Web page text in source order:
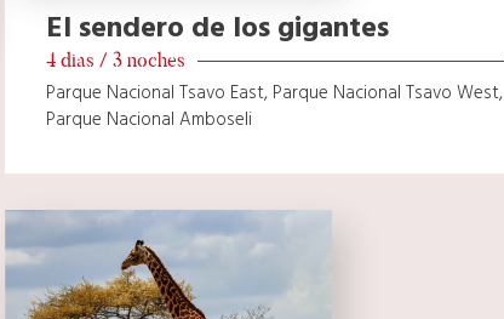
El sendero de los gigantes
4 dias / 3 noches
Parque Nacional Tsavo East, Parque Nacional Tsavo West,
Parque Nacional Amboseli